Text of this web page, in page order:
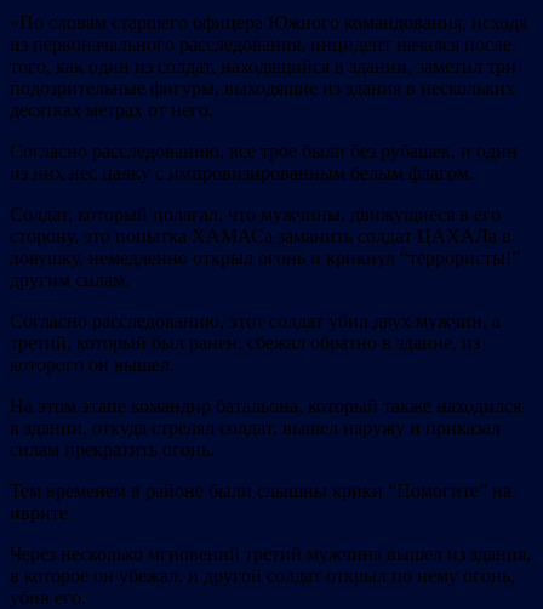
«По словам старшего офицера Южного командования, исходя
из первоначального расследования, инцидент начался после
того, как один из солдат, находящийся в здании, заметил три
подозрительные фигуры, выходящие из здания в нескольких
десятках метрах от него.
Согласно расследованию, все трое были без рубашек, и один
из них нес палку с импровизированным белым флагом.
Солдат, который полагал, что мужчины, движущиеся в его
сторону, это попытка ХАМАСа заманить солдат ЦАХАЛа в
ловушку, немедленно открыл огонь и крикнул “террористы!”
другим силам.
Согласно расследованию, этот солдат убил двух мужчин, а
третий, который был ранен, сбежал обратно в здание, из
которого он вышел.
На этом этапе командир батальона, который также находился
в здании, откуда стрелял солдат, вышел наружу и приказал
силам прекратить огонь.
Тем временем в районе были слышны крики “Помогите” на
иврите.
Через несколько мгновений третий мужчина вышел из здания,
в которое он убежал, и другой солдат открыл по нему огонь,
убив его.